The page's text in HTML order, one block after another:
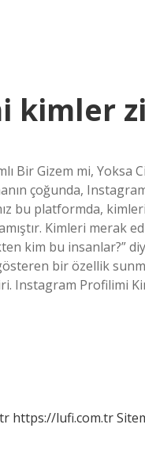
kimler
Bir Gizem mi, Yoksa
çoğunda,
bu platformda,
Kimleri merak
kim bu insanlar?”
bir özellik
Instagram Profilimi
https://lufi.com.tr